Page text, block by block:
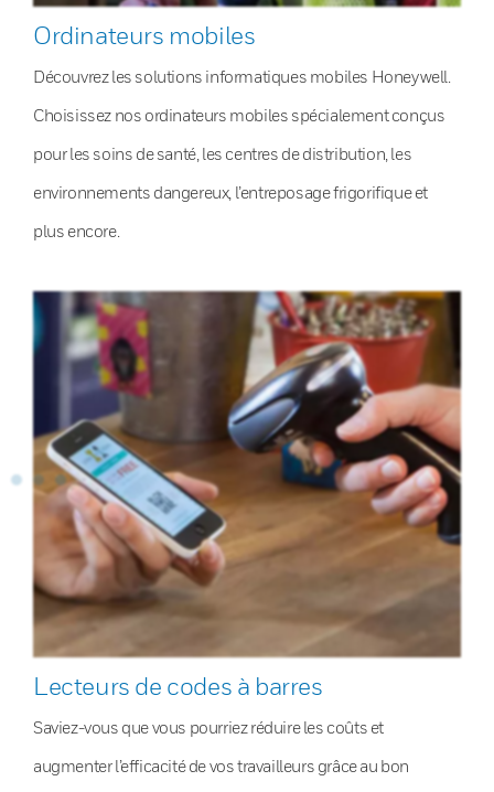
Ordinateurs mobiles
Découvrez les solutions informatiques mobiles Honeywell.
Choisissez nos ordinateurs mobiles spécialement conçus
pour les soins de santé, les centres de distribution, les
environnements dangereux, l’entreposage frigorifique et
plus encore.
Lecteurs de codes à barres
Saviez-vous que vous pourriez réduire les coûts et
augmenter l’efficacité de vos travailleurs grâce au bon